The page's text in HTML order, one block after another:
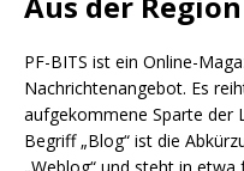
PF-BITS ist ein Online-
Nachrichtenangebot. Es
aufgekommene Sparte der
Begriff „Blog“ ist die